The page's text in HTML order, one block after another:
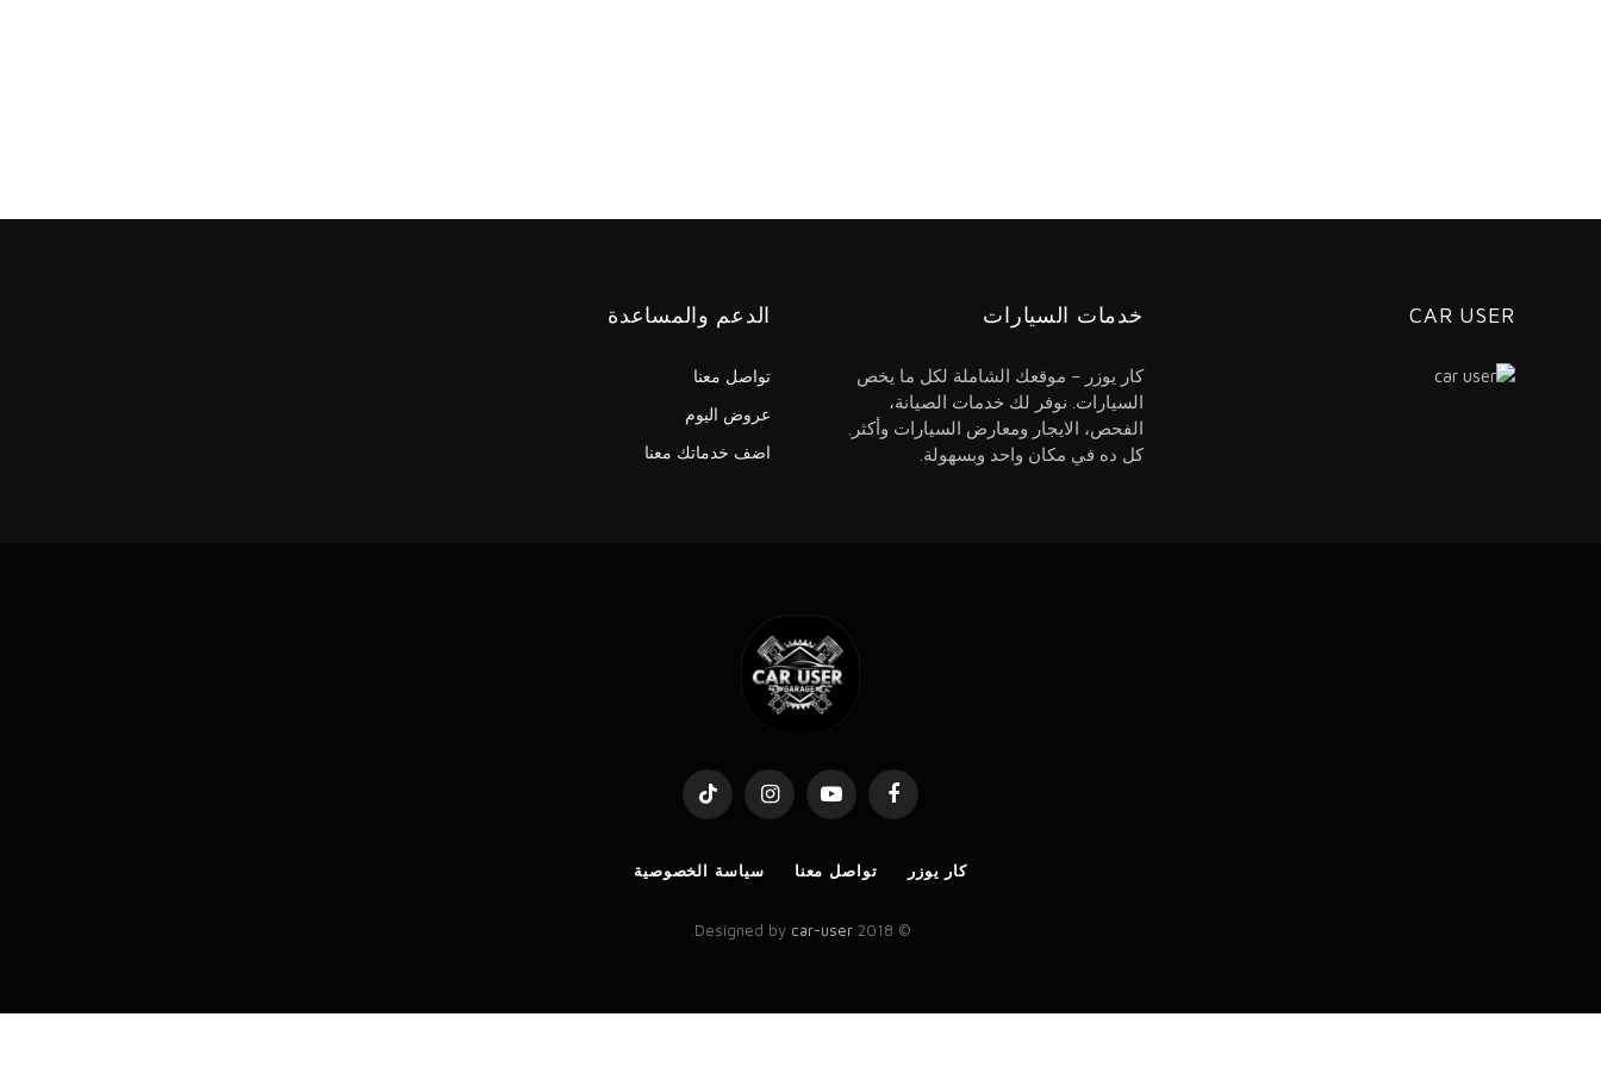
CAR USER خدمات السيارات
كار يوزر – موقعك الشاملة لكل ما يخص
السيارات. نوفر لك خدمات الصيانة،
الفحص، الايجار ومعارض السيارات وأكثر.
كل ده في مكان واحد وبسهولة.
الدعم والمساعدة
تواصل معنا
عروض اليوم
اضف خدماتك معنا
Facebook
YouTube
Instagram
TikTok
كار يوزر تواصل معنا سياسة الخصوصية
© 2018 Designed by
car-user